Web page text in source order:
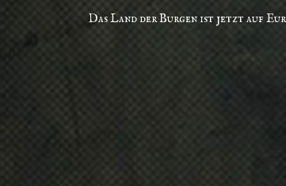
Das Land der Burgen ist jetzt auf